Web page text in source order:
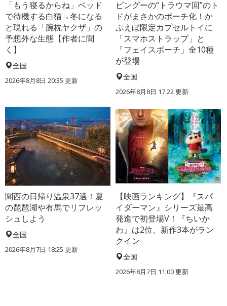
「もう寝るからね」ベッド
で待機する白猫→冬になる
と現れる「腕枕ヤクザ」の
予想外な生態【作者に聞
く】
全国
2026年8月8日 20:35 更新
ピングーの“トラウマ回”のト
ドがまさかのポーチ化！か
ぷえぼ限定カプセルトイに
「スマホストラップ」と
「フェイスポーチ」全10種
が登場
全国
2026年8月8日 17:22更新
関西の日帰り温泉37選！夏
の琵琶湖や有馬でリフレッ
シュしよう
全国
2026年8月7日 18:25 更新
【映画ランキング】『スパ
イダーマン』シリーズ最高
発進で初登場V！『ちいか
わ』は2位、新作3本がラン
クイン
全国
2026年8月7日 11:00更新